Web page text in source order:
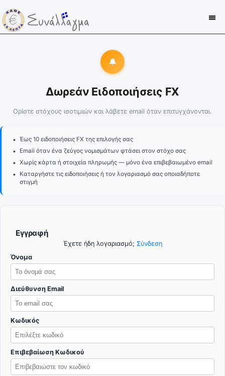
🔔
Δωρεάν Ειδοποιήσεις FX
Ορίστε στόχους ισοτιμιών και λάβετε email όταν επιτυγχάνονται.
• Έως 10 ειδοποιήσεις FX της επιλογής σας
• Email όταν ένα ζεύγος νομισμάτων φτάσει στον στόχο σας
• Χωρίς κάρτα ή στοιχεία πληρωμής — μόνο ένα επιβεβαιωμένο email
•
Καταργήστε τις ειδοποιήσεις ή τον λογαριασμό σας οποιαδήποτε
στιγμή
Εγγραφή
Έχετε ήδη λογαριασμό; Σύνδεση
Όνομα
Διεύθυνση Email
Κωδικός
Επιβεβαίωση Κωδικού